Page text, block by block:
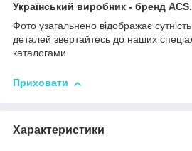
Український виробник - бренд ACS.
Фото узагальнено відображає
деталей звертайтесь до наших
каталогами
Приховати
Характеристики